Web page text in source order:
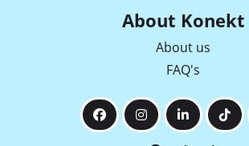
About Konekt
About us
FAQ's